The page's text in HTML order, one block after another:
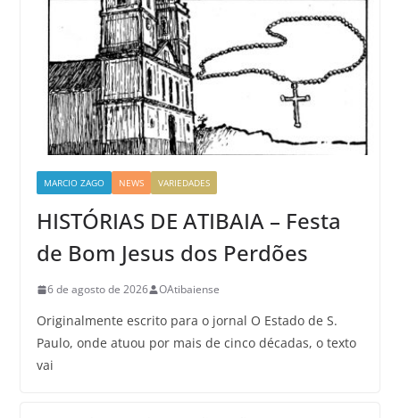
MARCIO ZAGO NEWS VARIEDADES
HISTÓRIAS DE ATIBAIA – Festa
de Bom Jesus dos Perdões
6 de agosto de 2026 OAtibaiense
Originalmente escrito para o jornal O Estado de S.
Paulo, onde atuou por mais de cinco décadas, o texto
vai